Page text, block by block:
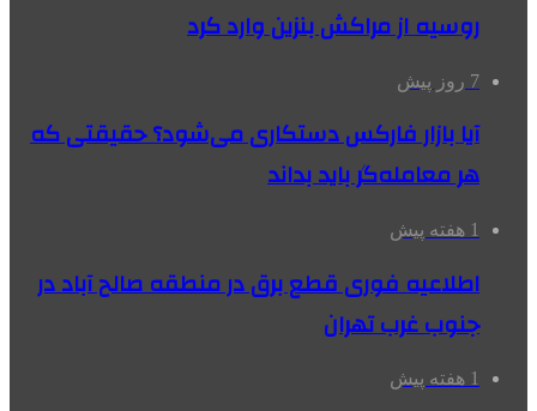
روسیه از مراکش بنزین وارد کرد
7 روز پیش
آیا بازار فارکس دستکاری می‌شود؟ حقیقتی که
هر معامله‌گر باید بداند
1 هفته پیش
اطلاعیه فوری قطع برق در منطقه صالح آباد در
جنوب غرب تهران
1 هفته پیش